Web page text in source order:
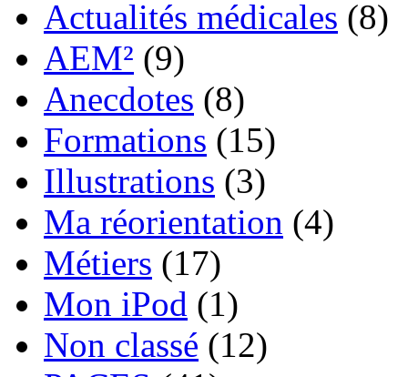
Actualités médicales (8)
AEM² (9)
Anecdotes (8)
Formations (15)
Illustrations (3)
Ma réorientation (4)
Métiers (17)
Mon iPod (1)
Non classé (12)